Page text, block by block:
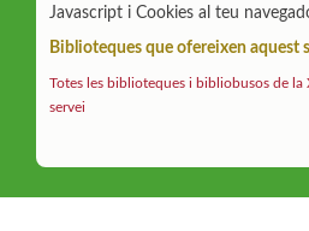
Javascript i Cookies al teu
Biblioteques que ofereixen aquest
Totes les biblioteques i bibliobusos de la
servei